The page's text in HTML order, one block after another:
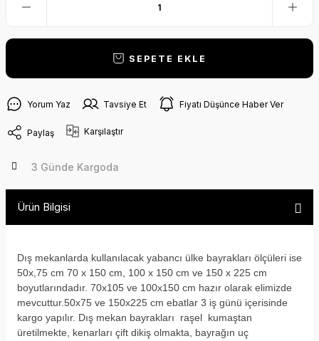
SEPETE EKLE
Yorum Yaz Tavsiye Et Fiyatı Düşünce Haber Ver
Paylaş Karşılaştır
3 Günde Kargoda
Ürün Bilgisi
Dış mekanlarda kullanılacak yabancı ülke bayrakları ölçüleri ise
50x,75 cm 70 x 150 cm, 100 x 150 cm ve 150 x 225 cm
boyutlarındadır. 70x105 ve 100x150 cm hazır olarak elimizde
mevcuttur.50x75 ve 150x225 cm ebatlar 3 iş günü içerisinde
kargo yapılır. Dış mekan bayrakları raşel kumaştan
üretilmekte, kenarları çift dikiş olmakta, bayrağın uç